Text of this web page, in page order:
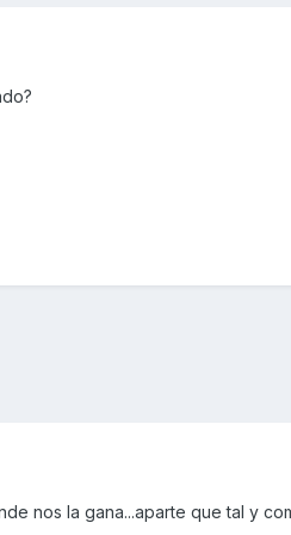
nos la gana...aparte que tal y